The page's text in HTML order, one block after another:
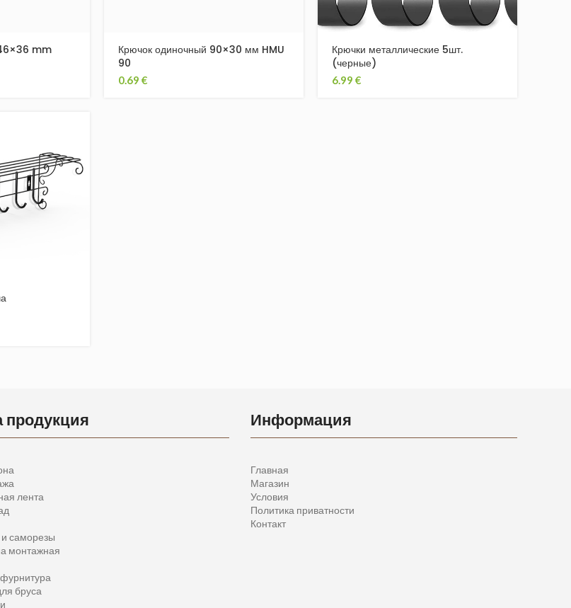
mm
Крючок одиночный 90×30 мм HMU
90
0.69 €
Крючки металлические 5шт.
(черные)
6.99 €
лента
саморезы
монтажная
бруса
Информация
Главная
Магазин
Условия
Политика приватности
Контакт